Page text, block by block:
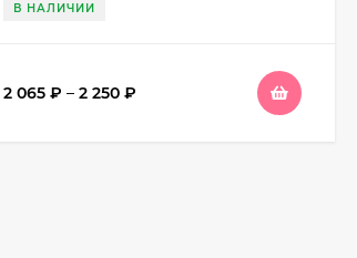
В НАЛИЧИИ
2 065 ₽ – 2 250 ₽